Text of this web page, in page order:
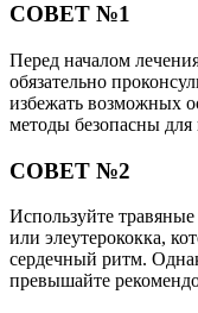
СОВЕТ №1
Перед началом
обязательно
избежать возможных
методы безопасны для
СОВЕТ №2
Используйте
или элеутерококка,
сердечный ритм.
превышайте